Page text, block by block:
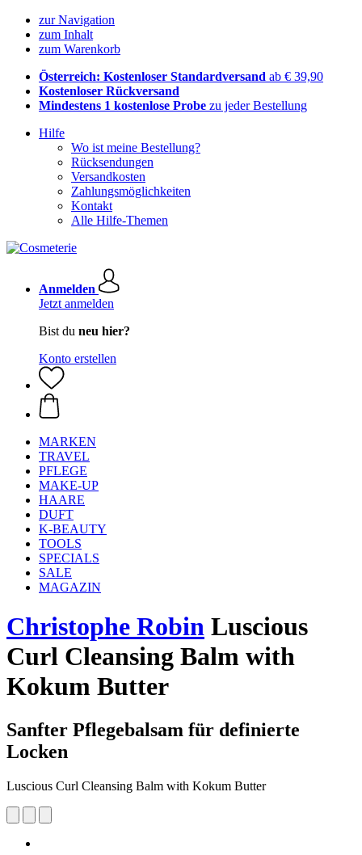
zur Navigation
zum Inhalt
zum Warenkorb
Österreich: Kostenloser Standardversand ab € 39,90
Kostenloser Rückversand
Mindestens 1 kostenlose Probe zu jeder Bestellung
Hilfe
Wo ist meine Bestellung?
Rücksendungen
Versandkosten
Zahlungsmöglichkeiten
Kontakt
Alle Hilfe-Themen
Anmelden
Jetzt anmelden
Bist du neu hier?
Konto erstellen
MARKEN
TRAVEL
PFLEGE
MAKE-UP
HAARE
DUFT
K-BEAUTY
TOOLS
SPECIALS
SALE
MAGAZIN
Christophe Robin Luscious
Curl Cleansing Balm with
Kokum Butter
Sanfter Pflegebalsam für definierte
Locken
Luscious Curl Cleansing Balm with Kokum Butter